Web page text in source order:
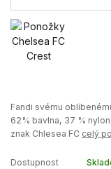
Fandi svému
62% bavlna, 37 %
znak Chlesea FC celý
Dostupnost